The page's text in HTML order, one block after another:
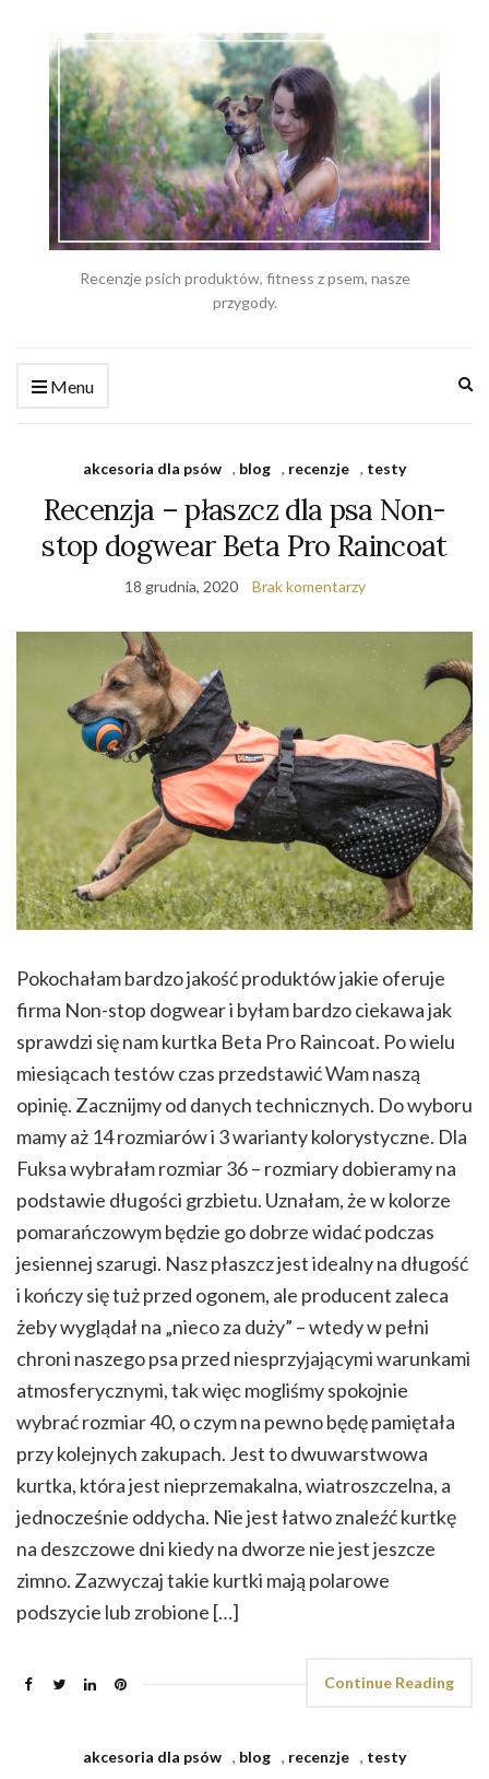
Recenzje psich produktów, fitness z psem, nasze
przygody.
Menu
akcesoria dla psów , blog , recenzje , testy
Recenzja – płaszcz dla psa Non-
stop dogwear Beta Pro Raincoat
18 grudnia, 2020 Brak komentarzy
Pokochałam bardzo jakość produktów jakie oferuje
firma Non-stop dogwear i byłam bardzo ciekawa jak
sprawdzi się nam kurtka Beta Pro Raincoat. Po wielu
miesiącach testów czas przedstawić Wam naszą
opinię. Zacznijmy od danych technicznych. Do wyboru
mamy aż 14 rozmiarów i 3 warianty kolorystyczne. Dla
Fuksa wybrałam rozmiar 36 – rozmiary dobieramy na
podstawie długości grzbietu. Uznałam, że w kolorze
pomarańczowym będzie go dobrze widać podczas
jesiennej szarugi. Nasz płaszcz jest idealny na długość
i kończy się tuż przed ogonem, ale producent zaleca
żeby wyglądał na „nieco za duży” – wtedy w pełni
chroni naszego psa przed niesprzyjającymi warunkami
atmosferycznymi, tak więc mogliśmy spokojnie
wybrać rozmiar 40, o czym na pewno będę pamiętała
przy kolejnych zakupach. Jest to dwuwarstwowa
kurtka, która jest nieprzemakalna, wiatroszczelna, a
jednocześnie oddycha. Nie jest łatwo znaleźć kurtkę
na deszczowe dni kiedy na dworze nie jest jeszcze
zimno. Zazwyczaj takie kurtki mają polarowe
podszycie lub zrobione […]
Continue Reading
akcesoria dla psów , blog , recenzje , testy